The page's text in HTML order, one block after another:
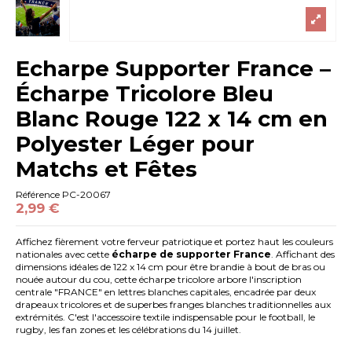
Echarpe Supporter France –
Écharpe Tricolore Bleu
Blanc Rouge 122 x 14 cm en
Polyester Léger pour
Matchs et Fêtes
Référence PC-20067
2,99 €
Affichez fièrement votre ferveur patriotique et portez haut les couleurs
nationales avec cette écharpe de supporter France. Affichant des
dimensions idéales de 122 x 14 cm pour être brandie à bout de bras ou
nouée autour du cou, cette écharpe tricolore arbore l'inscription
centrale "FRANCE" en lettres blanches capitales, encadrée par deux
drapeaux tricolores et de superbes franges blanches traditionnelles aux
extrémités. C'est l'accessoire textile indispensable pour le football, le
rugby, les fan zones et les célébrations du 14 juillet.